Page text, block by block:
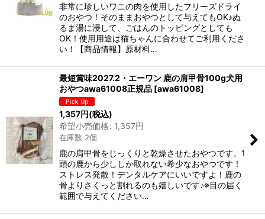
非常に珍しいワニの肉を使用したフリーズドライ
のおやつ！そのままおやつとして与えてもOK♪ぬ
るま湯に浸して、ごはんのトッピングとしても
OK！使用用途は猫ちゃんに合わせてご利用くださ
い！【商品情報】原材料…
最短賞味2027.2・エーワン 鹿の肩甲骨100g犬用
おやつawa61008正規品 [awa61008]
1,357円(税込)
希望小売価格: 1,357円
在庫数 2個
鹿の肩甲骨をじっくりと乾燥させたおやつです。1
頭の鹿から少ししか取れない希少なおやつです！
ストレス発散！デンタルケアにいいですよ！鹿の
骨よりさくっと割れるのも嬉しいです♪※目の届く
範囲で与えてください…